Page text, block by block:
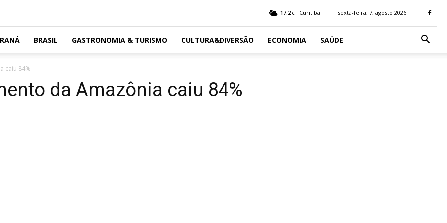
17.2 C Curitiba sexta-feira, 7, agosto 2026
BRASIL GASTRONOMIA & TURISMO CULTURA&DIVERSÃO ECONOMIA SAÚDE
caiu 84%
da Amazônia caiu 84%